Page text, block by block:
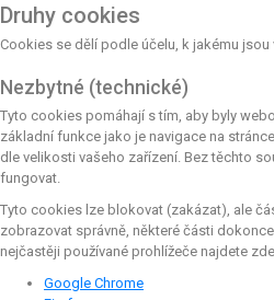
Druhy cookies
Cookies se dělí podle účelu, k jakému jsou
Nezbytné (technické)
Tyto cookies pomáhají s tím, aby byly
základní funkce jako je navigace na
dle velikosti vašeho zařízení. Bez těchto
fungovat.
Tyto cookies lze blokovat (zakázat), ale
zobrazovat správně, některé části
nejčastěji používané prohlížeče najdete
Google Chrome